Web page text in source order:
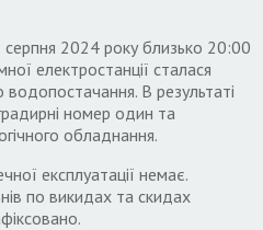
2024 року близько 20:00
електростанції сталася
водопостачання. В результаті
номер один та
обладнання.
експлуатації немає.
по викидах та скидах